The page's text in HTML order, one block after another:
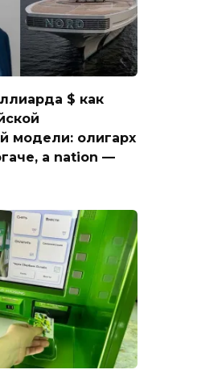
$ как
модели: олигарх
а nation —